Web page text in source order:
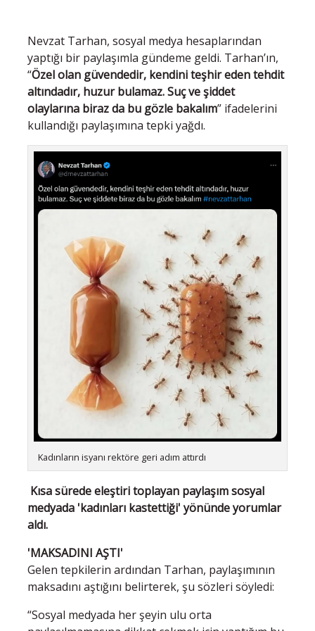
Nevzat Tarhan, sosyal medya hesaplarından
yaptığı bir paylaşımla gündeme geldi. Tarhan’ın,
“Özel olan güvendedir, kendini teşhir eden tehdit
altındadır, huzur bulamaz. Suç ve şiddet
olaylarına biraz da bu gözle bakalım” ifadelerini
kullandığı paylaşımına tepki yağdı.
Kadınların isyanı rektöre geri adım attırdı
Kısa sürede eleştiri toplayan paylaşım sosyal
medyada 'kadınları kastettiği' yönünde yorumlar
aldı.
'MAKSADINI AŞTI'
Gelen tepkilerin ardından Tarhan, paylaşımının
maksadını aştığını belirterek, şu sözleri söyledi:
“Sosyal medyada her şeyin ulu orta